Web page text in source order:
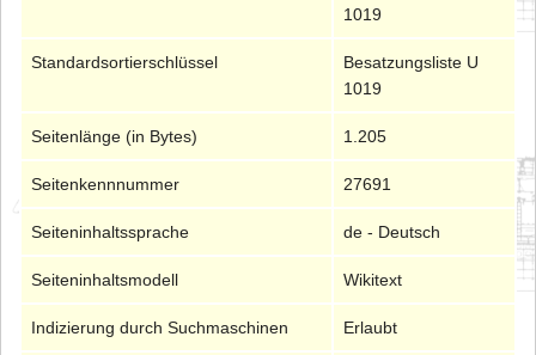
1019
Standardsortierschlüssel
Besatzungsliste U
1019
Seitenlänge (in Bytes) 1.205
Seitenkennnummer 27691
Seiteninhaltssprache de - Deutsch
Seiteninhaltsmodell Wikitext
Indizierung durch Suchmaschinen Erlaubt